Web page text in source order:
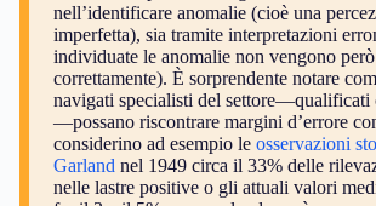
nell’identificare anomalie (cioè una
imperfetta), sia tramite interpretazioni
individuate le anomalie non vengono
correttamente). È sorprendente notare
navigati specialisti del settore—qualificati
—possano riscontrare margini d’errore
considerino ad esempio le osservazioni
Garland nel 1949 circa il 33% delle
nelle lastre positive o gli attuali valori